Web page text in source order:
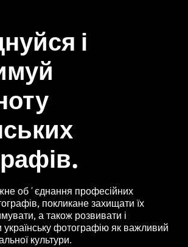
і
обʼєднання професійних
покликане захищати їх
а також розвивати і
українську фотографію як важливий
культури.